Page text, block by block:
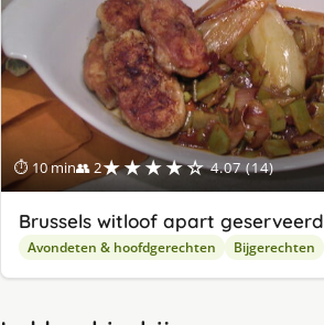
⏱ 10 min👥 2★★★★☆ 4.07 (14)
Brussels witloof apart geserveerd
Avondeten & hoofdgerechten Bijgerechten